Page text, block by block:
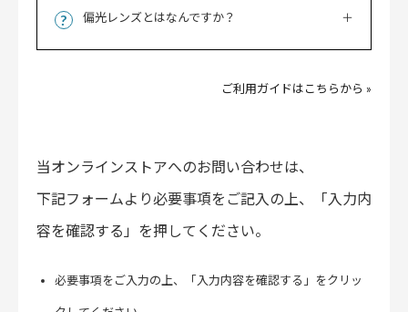
偏光レンズとはなんですか？
ご利用ガイドはこちらから »
当オンラインストアへのお問い合わせは、
下記フォームより必要事項をご記入の上、「入力内
容を確認する」を押してください。
必要事項をご入力の上、「入力内容を確認する」をクリッ